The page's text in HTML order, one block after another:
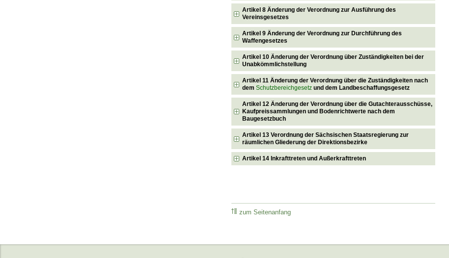
Artikel 8 Änderung der Verordnung zur Ausführung des
Vereinsgesetzes
Artikel 9 Änderung der Verordnung zur Durchführung des
Waffengesetzes
Artikel 10 Änderung der Verordnung über Zuständigkeiten bei der
Unabkömmlichstellung
Artikel 11 Änderung der Verordnung über die Zuständigkeiten nach
demSchutzbereichgesetz und dem Landbeschaffungsgesetz
Artikel 12 Änderung der Verordnung über die Gutachterausschüsse,
Kaufpreissammlungen und Bodenrichtwerte nach dem
Baugesetzbuch
Artikel 13 Verordnung der Sächsischen Staatsregierung zur
räumlichen Gliederung der Direktionsbezirke
Artikel 14 Inkrafttreten und Außerkrafttreten
zum Seitenanfang